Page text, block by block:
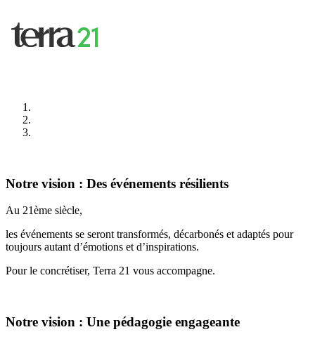
Notre vision : Des événements résilients
Au 21ème siècle,
les événements se seront transformés, décarbonés et adaptés pour
toujours autant d’émotions et d’inspirations.
Pour le concrétiser, Terra 21 vous accompagne.
Notre vision : Une pédagogie engageante